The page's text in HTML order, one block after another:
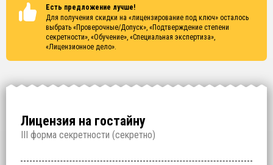
Есть предложение лучше!
Для получения скидки на «лицензирование под ключ» осталось
выбрать «Проверочные/Допуск», «Подтверждение степени
секретности», «Обучение», «Специальная экспертиза»,
«Лицензионное дело».
Лицензия на гостайну
III форма секретности (секретно)
Проверочные/Допуск
150 000 ₽
Подтверждение степени секретности 1 000 000 ₽
Обучение 60 000 ₽
Специальная экспертиза 200 000 ₽
Лицензионное дело 250 000 ₽
Срочное получение 700 000 ₽